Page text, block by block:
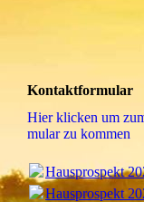
Kontaktformular
Hier klicken um
mu­lar zu kommen
Hausprospekt
Hausprospekt